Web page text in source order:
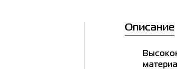
Наличие в магазинах
Бандаж
822023-
Описание